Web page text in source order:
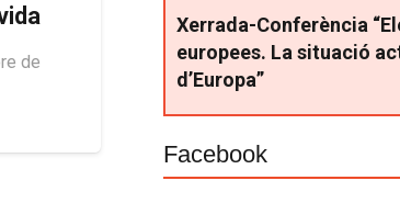
de
Xerrada-Conferència
europees. La situació
d’Europa”
Facebook